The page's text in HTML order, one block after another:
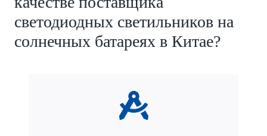
светодиодных светильников на
солнечных батареях в Китае?